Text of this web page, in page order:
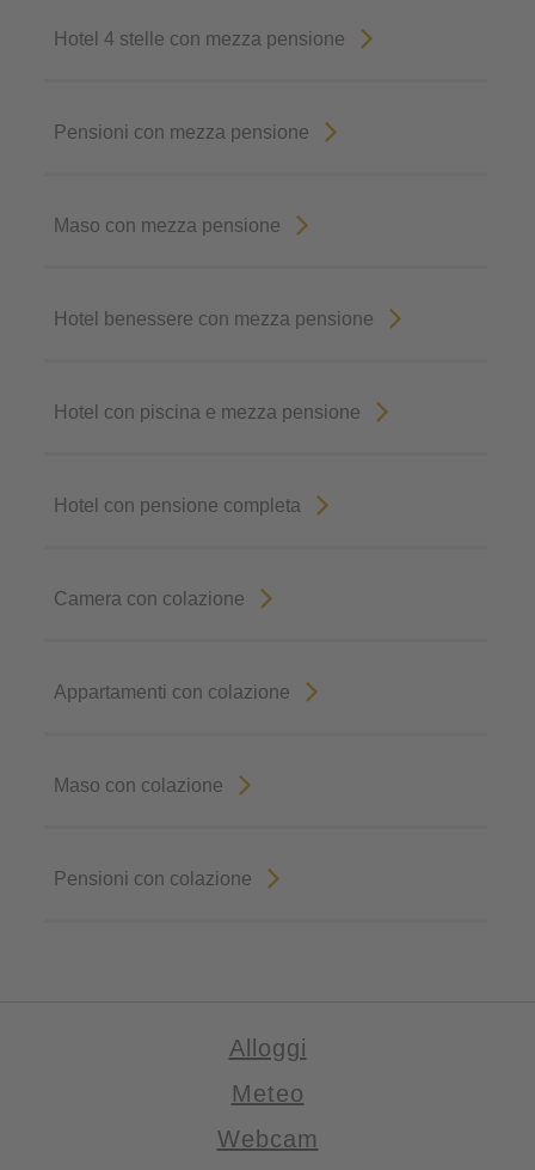
Hotel 4 stelle con mezza pensione
Pensioni con mezza pensione
Maso con mezza pensione
Hotel benessere con mezza pensione
Hotel con piscina e mezza pensione
Hotel con pensione completa
Camera con colazione
Appartamenti con colazione
Maso con colazione
Pensioni con colazione
Alloggi
Meteo
Webcam